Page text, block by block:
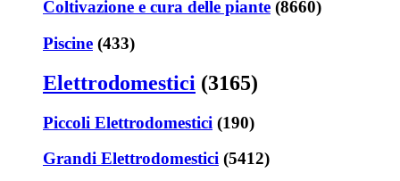
Coltivazione e cura delle piante (8660)
Piscine (433)
Elettrodomestici (3165)
Piccoli Elettrodomestici (190)
Grandi Elettrodomestici (5412)